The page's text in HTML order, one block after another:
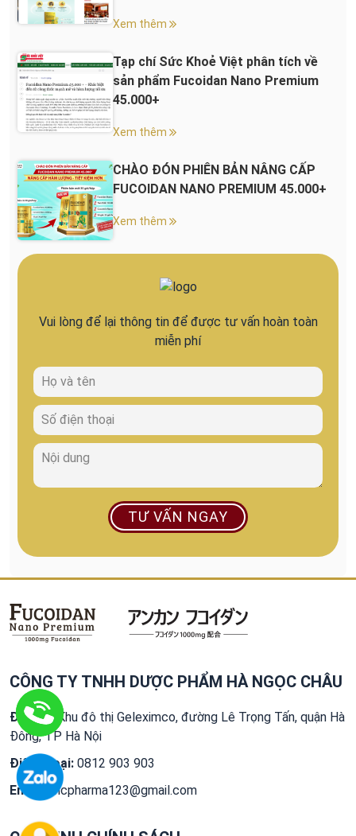
Xem thêm
Tạp chí Sức Khoẻ Việt phân tích về
sản phẩm Fucoidan Nano Premium
45.000+
Xem thêm
CHÀO ĐÓN PHIÊN BẢN NÂNG CẤP
FUCOIDAN NANO PREMIUM 45.000+
Xem thêm
Vui lòng để lại thông tin để được tư vấn hoàn toàn
miễn phí
TƯ VẤN NGAY
CÔNG TY TNHH DƯỢC PHẨM HÀ NGỌC CHÂU
Địa chỉ: Khu đô thị Geleximco, đường Lê Trọng Tấn, quận Hà
Đông, TP Hà Nội
Điện thoại: 0812 903 903
Email:
hncpharma123@gmail.com